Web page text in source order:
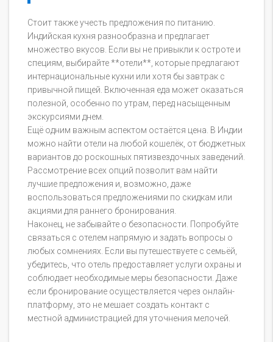
Стоит также учесть предложения по питанию.
Индийская кухня разнообразна и предлагает
множество вкусов. Если вы не привыкли к остроте и
специям, выбирайте **отели**, которые предлагают
интернациональные кухни или хотя бы завтрак с
привычной пищей. Включенная еда может оказаться
полезной, особенно по утрам, перед насыщенным
экскурсиями днем.
Ещё одним важным аспектом остаётся цена. В Индии
можно найти отели на любой кошелёк, от бюджетных
вариантов до роскошных пятизвездочных заведений.
Рассмотрение всех опций позволит вам найти
лучшие предложения и, возможно, даже
воспользоваться предложениями по скидкам или
акциями для раннего бронирования.
Наконец, не забывайте о безопасности. Попробуйте
связаться с отелем напрямую и задать вопросы о
любых сомнениях. Если вы путешествуете с семьёй,
убедитесь, что отель предоставляет услуги охраны и
соблюдает необходимые меры безопасности. Даже
если бронирование осуществляется через онлайн-
платформу, это не мешает создать контакт с
местной администрацией для уточнения мелочей.